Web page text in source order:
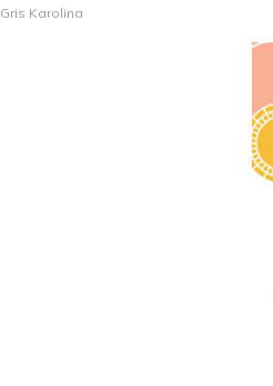
Gris Karolina